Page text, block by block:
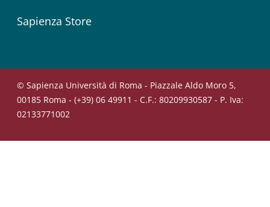
Sapienza Store
© Sapienza Università di Roma - Piazzale Aldo Moro 5,
00185 Roma - (+39) 06 49911 - C.F.: 80209930587 - P. Iva:
02133771002